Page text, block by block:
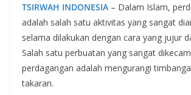
TSIRWAH INDONESIA – Dalam Islam,
adalah salah satu aktivitas yang sangat
selama dilakukan dengan cara yang jujur
Salah satu perbuatan yang sangat
perdagangan adalah mengurangi
takaran.